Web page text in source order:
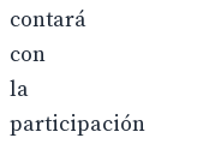
contará
con
la
participación